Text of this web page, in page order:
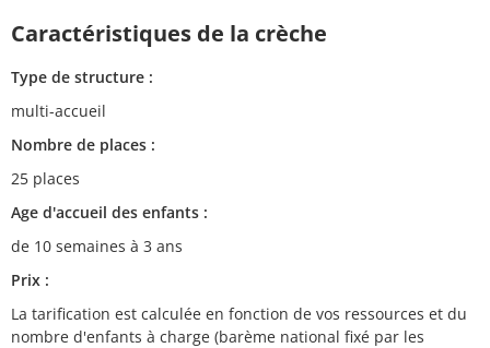
Caractéristiques de la crèche
Type de structure :
multi-accueil
Nombre de places :
25 places
Age d'accueil des enfants :
de 10 semaines à 3 ans
Prix :
La tarification est calculée en fonction de vos ressources et du
nombre d'enfants à charge (barème national fixé par les